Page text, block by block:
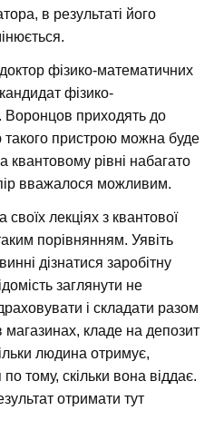
в результаті його
фізико-математичних
фізико-
Воронцов приходять до
пристрою можна буде
квантовому рівні набагато
вважалося можливим.
лекціях з квантової
порівнянням. Уявіть
дізнатися заробітну
заглянути не
і складати разом
магазинах, кладе на депозит
людина отримує,
тому, скільки вона віддає.
отримати тут